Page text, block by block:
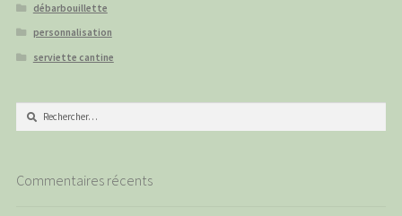
débarbouillette
personnalisation
serviette cantine
Rechercher :
Commentaires récents